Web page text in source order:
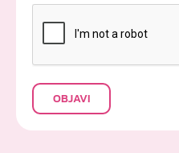
OBJAVI